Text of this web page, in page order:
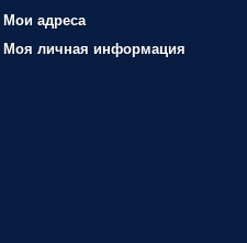
Мои адреса
Моя личная информация